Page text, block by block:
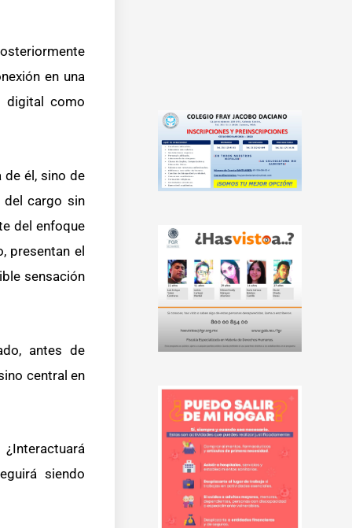
en una
digital como
de él, sino de
del cargo sin
del enfoque
presentan el
sensación
antes de
central en
siendo